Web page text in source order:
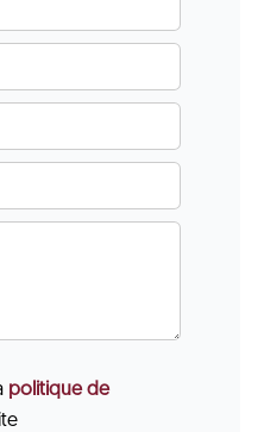
politique de